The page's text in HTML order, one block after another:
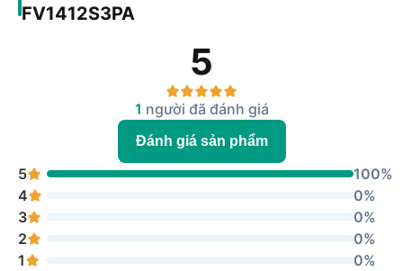
FV1412S3PA
5
1 người đã đánh giá
Đánh giá sản phẩm
5
100%
4
0%
3
0%
2
0%
1
0%